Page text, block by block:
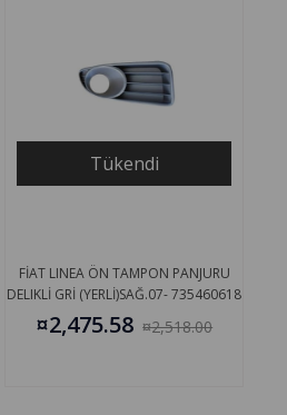
Tükendi
FİAT LINEA ÖN TAMPON PANJURU
DELIKLİ GRİ (YERLİ)SAĞ.07- 735460618
¤2,475.58 ¤2,518.00